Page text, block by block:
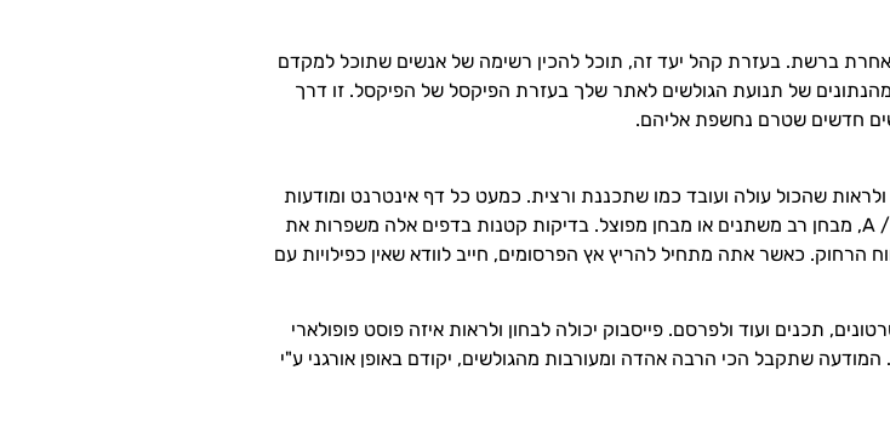
אחרת ברשת. בעזרת קהל יעד זה, תוכל להכין רשימה של אנשים שתוכל למקדם
של תנועת הגולשים לאתר שלך בעזרת הפיקסל של הפיקסל. זו דרך
חדשים שטרם נחשפת אליהם.
שהכול עולה ועובד כמו שתכננת ורצית. כמעט כל דף אינטרנט ומודעות
מקוונים מותאמים כל העת באמצעות ניסוי בזמן אמת – מבחן A / B, מבחן רב משתנים או מבחן מפוצל. בדיקות קטנות בדפים אלה משפרות את
הרחוק. כאשר אתה מתחיל להריץ אץ הפרסומים, חייב לוודא שאין כפילויות עם
תכנים ועוד ולפרסם. פייסבוק יכולה לבחון ולראות איזה פוסט פופולארי
שתקבל הכי הרבה אהדה ומעורבות מהגולשים, יקודם באופן אורגני ע"י